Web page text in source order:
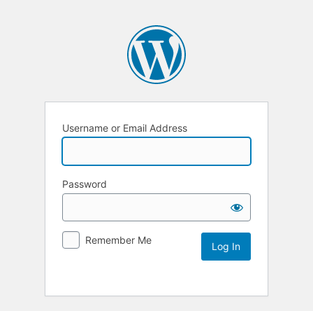
Username or Email Address
Password
Remember Me